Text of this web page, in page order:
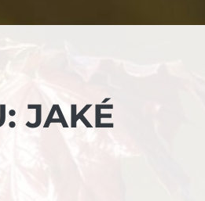
JAKÉ